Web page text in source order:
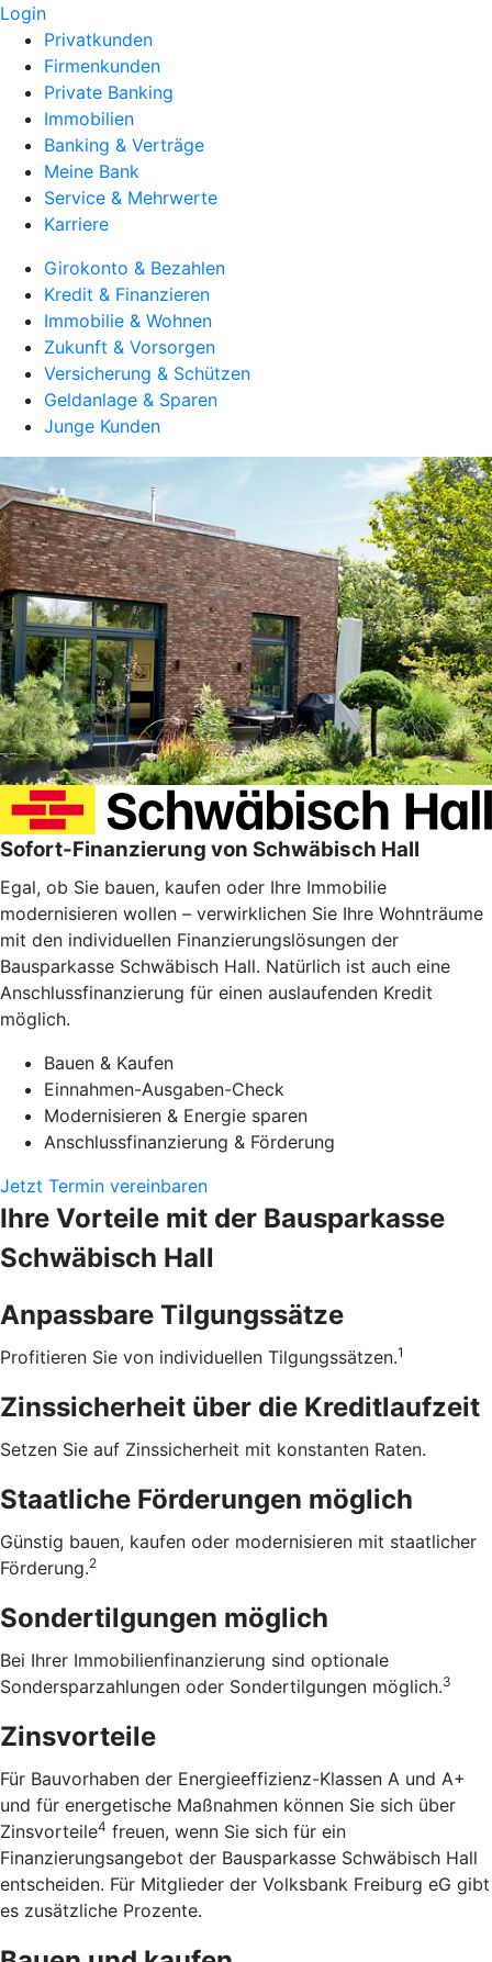
Login
Privatkunden
Firmenkunden
Private Banking
Immobilien
Banking & Verträge
Meine Bank
Service & Mehrwerte
Karriere
Girokonto & Bezahlen
Kredit & Finanzieren
Immobilie & Wohnen
Zukunft & Vorsorgen
Versicherung & Schützen
Geldanlage & Sparen
Junge Kunden
Sofort-Finanzierung von Schwäbisch Hall
Egal, ob Sie bauen, kaufen oder Ihre Immobilie
modernisieren wollen – verwirklichen Sie Ihre Wohnträume
mit den individuellen Finanzierungslösungen der
Bausparkasse Schwäbisch Hall. Natürlich ist auch eine
Anschlussfinanzierung für einen auslaufenden Kredit
möglich.
Bauen & Kaufen
Einnahmen-Ausgaben-Check
Modernisieren & Energie sparen
Anschlussfinanzierung & Förderung
Jetzt Termin vereinbaren
Ihre Vorteile mit der Bausparkasse
Schwäbisch Hall
Anpassbare Tilgungssätze
Profitieren Sie von individuellen Tilgungssätzen.1
Zinssicherheit über die ­Kreditlaufzeit
Setzen Sie auf Zinssicherheit mit konstanten Raten.
Staatliche Förderungen möglich
Günstig bauen, kaufen oder modernisieren mit staatlicher
Förderung.2
Sondertilgungen möglich
Bei Ihrer Immobilienfinanzierung sind optionale
Sondersparzahlungen oder Sondertilgungen möglich.3
Zinsvorteile
Für Bauvorhaben der Energieeffizienz-Klassen A und A+
und für energetische Maßnahmen können Sie sich über
Zinsvorteile4 freuen, wenn Sie sich für ein
Finanzierungsangebot der Bausparkasse Schwäbisch Hall
entscheiden. Für Mitglieder der Volksbank Freiburg eG gibt
es zusätzliche Prozente.